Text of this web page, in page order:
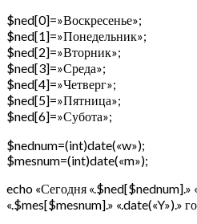
$ned[0]=»Воскресенье»;
$ned[1]=»Понедельник»;
$ned[2]=»Вторник»;
$ned[3]=»Среда»;
$ned[4]=»Четверг»;
$ned[5]=»Пятница»;
$ned[6]=»Субота»;
$nednum=(int)date(«w»);
$mesnum=(int)date(«m»);
echo «Сегодня «.$ned[$nednum].»
«.$mes[$mesnum].» «.date(«Y»).»